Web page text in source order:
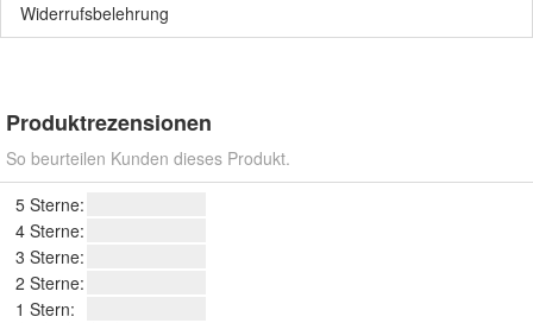
Widerrufsbelehrung
Produktrezensionen
So beurteilen Kunden dieses Produkt.
5 Sterne:
4 Sterne:
3 Sterne:
2 Sterne:
1 Stern: